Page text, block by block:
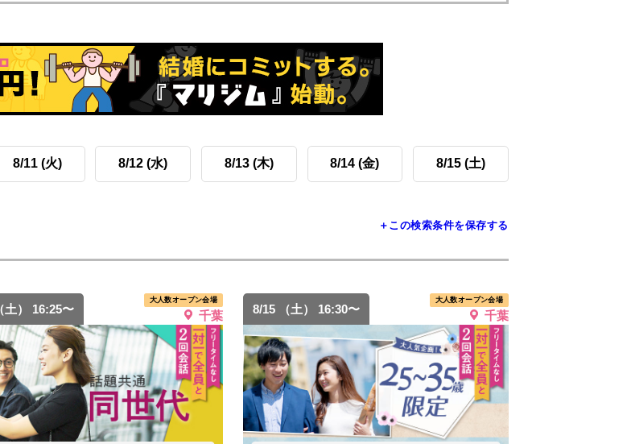
8/11 (火) 8/12 (水) 8/13 (木) 8/14 (金) 8/15 (土)
＋この検索条件を保存する
土） 16:25〜
大人数オープン会場
千葉 8/15 （土） 16:30〜
大人数オープン会場
千葉